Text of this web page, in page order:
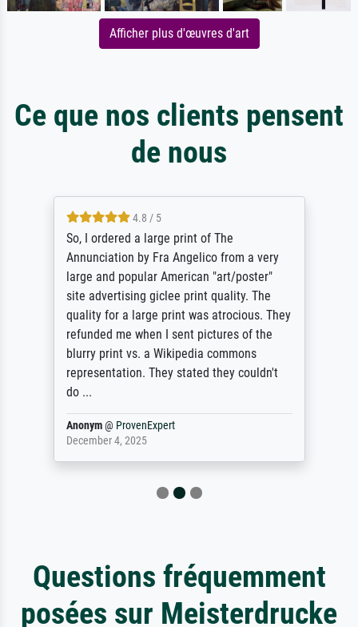
Afficher plus d'œuvres d'art
Ce que nos clients pensent
de nous
4.8 / 5
So, I ordered a large print of The
Annunciation by Fra Angelico from a very
large and popular American "art/poster"
site advertising giclee print quality. The
quality for a large print was atrocious. They
refunded me when I sent pictures of the
blurry print vs. a Wikipedia commons
representation. They stated they couldn't
do ...
Anonym@ ProvenExpert
December 4, 2025
Questions fréquemment
posées sur Meisterdrucke